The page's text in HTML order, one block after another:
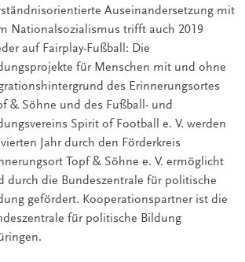
Auseinandersetzung mit
Nationalsozialismus trifft auch 2019
auf Fairplay-Fußball: Die
für Menschen mit und ohne
des Erinnerungsortes
& Söhne und des Fußball- und
Spirit of Football e. V. werden
Jahr durch den Förderkreis
Topf & Söhne e. V. ermöglicht
durch die Bundeszentrale für politische
gefördert. Kooperationspartner ist die
für politische Bildung